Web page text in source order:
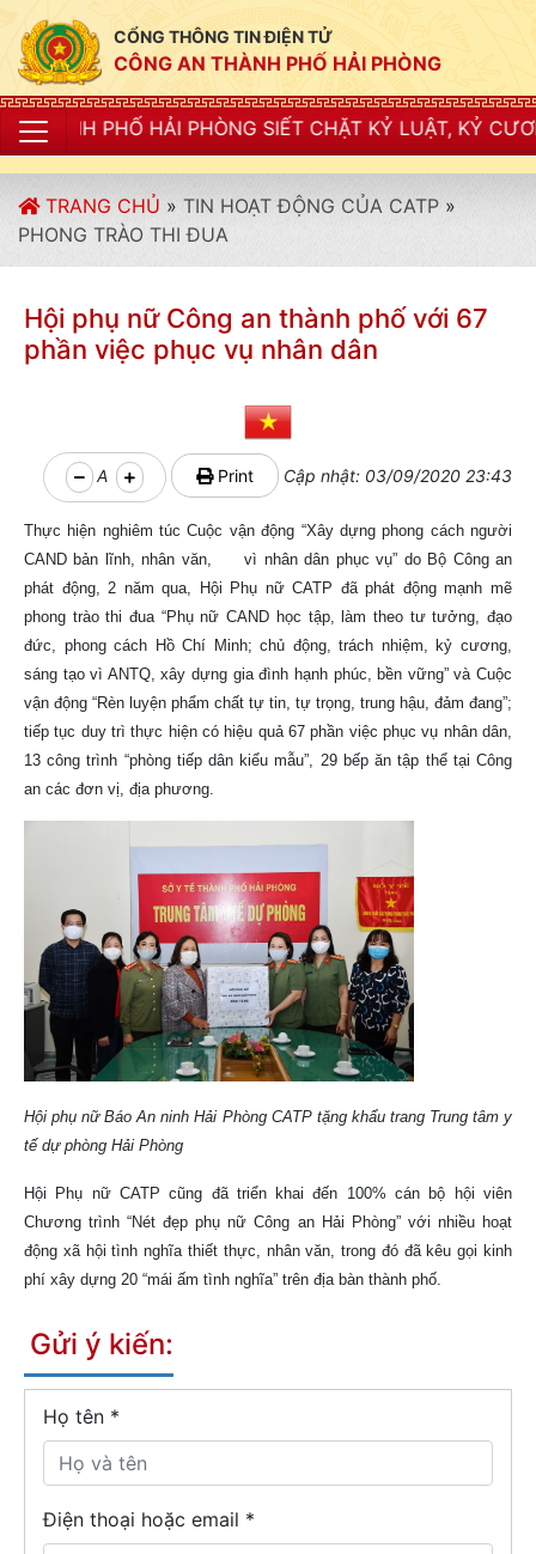
CỔNG THÔNG TIN ĐIỆN TỬ
CÔNG AN THÀNH PHỐ HẢI PHÒNG
HẢI PHÒNG SIẾT CHẶT KỶ LUẬT, KỶ CƯƠNG, ĐIỀU
TRANG CHỦ » TIN HOẠT ĐỘNG CỦA CATP »
PHONG TRÀO THI ĐUA
Hội phụ nữ Công an thành phố với 67
phần việc phục vụ nhân dân
A Print Cập nhật: 03/09/2020 23:43
Thực hiện nghiêm túc Cuộc vận động “Xây dựng phong cách người
CAND bản lĩnh, nhân văn, vì nhân dân phục vụ” do Bộ Công an
phát động, 2 năm qua, Hội Phụ nữ CATP đã phát động mạnh mẽ
phong trào thi đua “Phụ nữ CAND học tập, làm theo tư tưởng, đạo
đức, phong cách Hồ Chí Minh; chủ động, trách nhiệm, kỷ cương,
sáng tạo vì ANTQ, xây dựng gia đình hạnh phúc, bền vững” và Cuộc
vận động “Rèn luyện phẩm chất tự tin, tự trọng, trung hậu, đảm đang”;
tiếp tục duy trì thực hiện có hiệu quả 67 phần việc phục vụ nhân dân,
13 công trình “phòng tiếp dân kiểu mẫu”, 29 bếp ăn tập thể tại Công
an các đơn vị, địa phương.
Hội phụ nữ Báo An ninh Hải Phòng CATP tặng khẩu trang Trung tâm y
tế dự phòng Hải Phòng
Hội Phụ nữ CATP cũng đã triển khai đến 100% cán bộ hội viên
Chương trình “Nét đẹp phụ nữ Công an Hải Phòng” với nhiều hoạt
động xã hội tình nghĩa thiết thực, nhân văn, trong đó đã kêu gọi kinh
phí xây dựng 20 “mái ấm tình nghĩa” trên địa bàn thành phố.
Gửi ý kiến:
Họ tên *
Điện thoại hoặc email *